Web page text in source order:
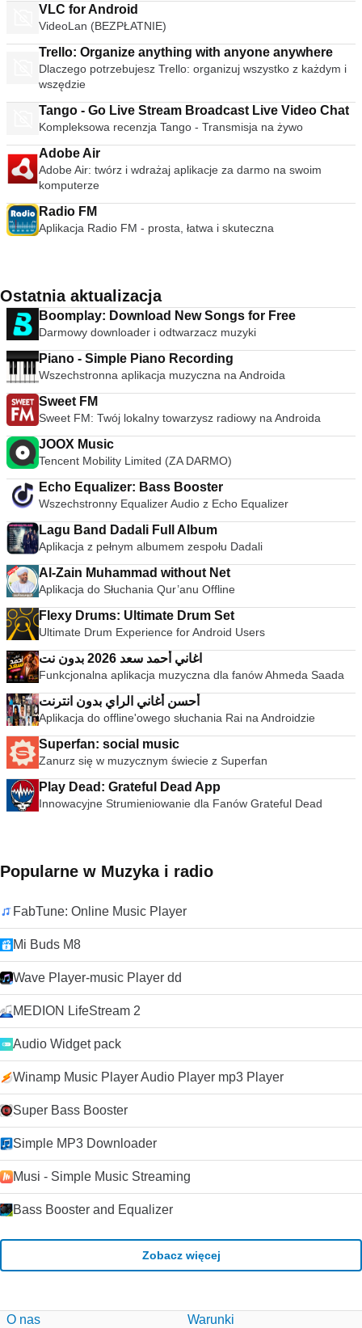
VLC for Android
VideoLan (BEZPŁATNIE)
Trello: Organize anything with anyone anywhere
Dlaczego potrzebujesz Trello: organizuj wszystko z każdym i
wszędzie
Tango - Go Live Stream Broadcast Live Video Chat
Kompleksowa recenzja Tango - Transmisja na żywo
Adobe Air
Adobe Air: twórz i wdrażaj aplikacje za darmo na swoim
komputerze
Radio FM
Aplikacja Radio FM - prosta, łatwa i skuteczna
Ostatnia aktualizacja
Boomplay: Download New Songs for Free
Darmowy downloader i odtwarzacz muzyki
Piano - Simple Piano Recording
Wszechstronna aplikacja muzyczna na Androida
Sweet FM
Sweet FM: Twój lokalny towarzysz radiowy na Androida
JOOX Music
Tencent Mobility Limited (ZA DARMO)
Echo Equalizer: Bass Booster
Wszechstronny Equalizer Audio z Echo Equalizer
Lagu Band Dadali Full Album
Aplikacja z pełnym albumem zespołu Dadali
Al-Zain Muhammad without Net
Aplikacja do Słuchania Qur’anu Offline
Flexy Drums: Ultimate Drum Set
Ultimate Drum Experience for Android Users
اغاني أحمد سعد 2026 بدون نت
Funkcjonalna aplikacja muzyczna dla fanów Ahmeda Saada
أحسن أغاني الراي بدون انترنت
Aplikacja do offline'owego słuchania Rai na Androidzie
Superfan: social music
Zanurz się w muzycznym świecie z Superfan
Play Dead: Grateful Dead App
Innowacyjne Strumieniowanie dla Fanów Grateful Dead
Popularne w Muzyka i radio
FabTune: Online Music Player
Mi Buds M8
Wave Player-music Player dd
MEDION LifeStream 2
Audio Widget pack
Winamp Music Player Audio Player mp3 Player
Super Bass Booster
Simple MP3 Downloader
Musi - Simple Music Streaming
Bass Booster and Equalizer
Zobacz więcej
O nas Warunki